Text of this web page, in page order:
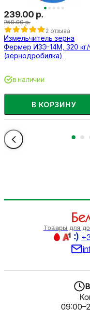
239.00 р.
250.00 р.
2 отзыва
Измельчитель зерна
Фермер ИЗЭ-14М, 320 кг/
(зернодробилка)
В КОРЗИНУ
в наличии
Товары для